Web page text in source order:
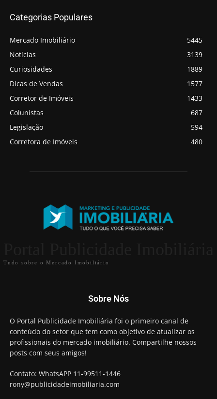
Categorias Populares
Mercado Imobiliário
5445
Notícias
3139
Curiosidades
1889
Dicas de Vendas
1577
Corretor de Imóveis
1433
Colunistas
687
Legislação
594
Corretora de Imóveis
480
Tudo sobre o Mercado Imobiliário
Sobre Nós
O Portal Publicidade Imobiliária foi o primeiro canal de
conteúdo do setor que tem como objetivo de atualizar os
profissionais do mercado imobiliário. Compartilhe nossos
posts com seus amigos!
Contato: WhatsAPP 11-99511-1446
rony@publicidadeimobiliaria.com